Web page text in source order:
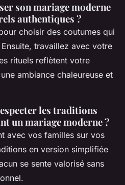
son mariage moderne
authentiques ?
choisir des coutumes qui
travaillez avec votre
rituels reflètent votre
ambiance chaleureuse et
les traditions
un mariage moderne ?
avec vos familles sur vos
en version simplifiée
se sente valorisé sans